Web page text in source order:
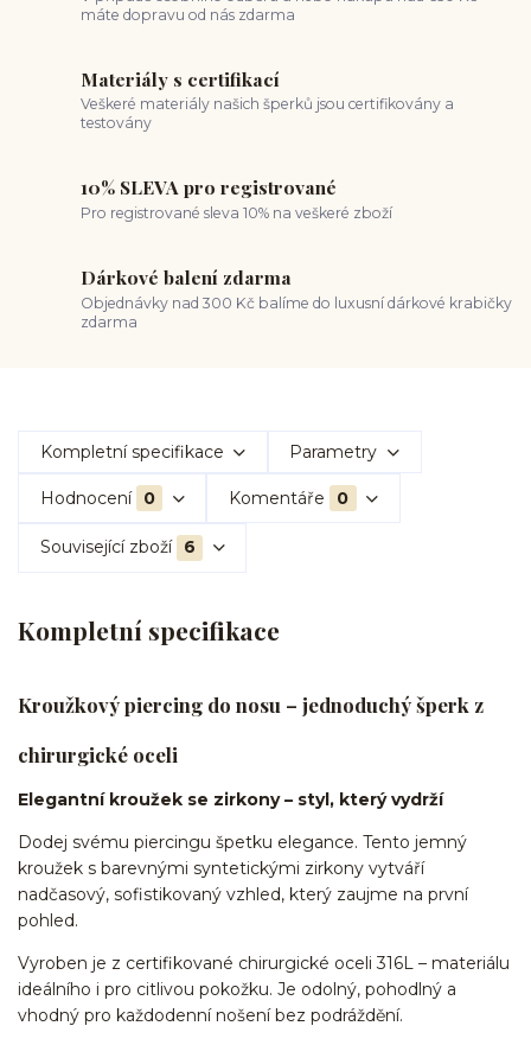
máte dopravu od nás zdarma
Materiály s certifikací
Veškeré materiály našich šperků jsou certifikovány a
testovány
10% SLEVA pro registrované
Pro registrované sleva 10% na veškeré zboží
Dárkové balení zdarma
Objednávky nad 300 Kč balíme do luxusní dárkové krabičky
zdarma
Kompletní specifikace Parametry
Hodnocení 0 Komentáře 0
Související zboží 6
Kompletní specifikace
Kroužkový piercing do nosu – jednoduchý šperk z
chirurgické oceli
Elegantní kroužek se zirkony – styl, který vydrží
Dodej svému piercingu špetku elegance. Tento jemný
kroužek s barevnými syntetickými zirkony vytváří
nadčasový, sofistikovaný vzhled, který zaujme na první
pohled.
Vyroben je z certifikované chirurgické oceli 316L – materiálu
ideálního i pro citlivou pokožku. Je odolný, pohodlný a
vhodný pro každodenní nošení bez podráždění.